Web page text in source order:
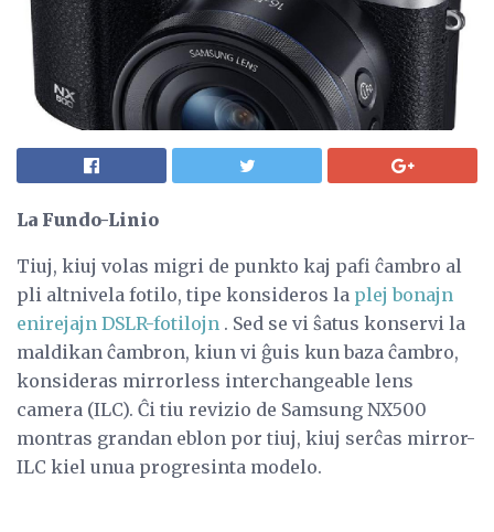
La Fundo-Linio
Tiuj, kiuj volas migri de punkto kaj pafi ĉambro al
pli altnivela fotilo, tipe konsideros la plej bonajn
enirejajn DSLR-fotilojn . Sed se vi ŝatus konservi la
maldikan ĉambron, kiun vi ĝuis kun baza ĉambro,
konsideras mirrorless interchangeable lens
camera (ILC). Ĉi tiu revizio de Samsung NX500
montras grandan eblon por tiuj, kiuj serĉas mirror-
ILC kiel unua progresinta modelo.